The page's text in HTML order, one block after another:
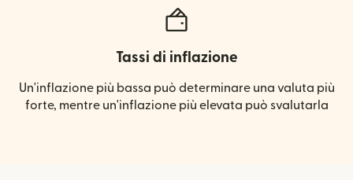
Tassi di inflazione
Un'inflazione più bassa può determinare una valuta più
forte, mentre un'inflazione più elevata può svalutarla